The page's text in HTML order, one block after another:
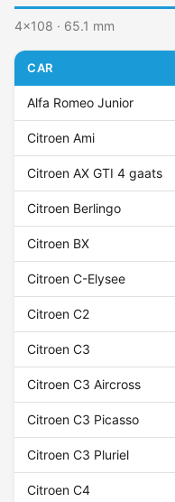
4x108 · 65.1 mm
CAR
Alfa Romeo Junior
Citroen Ami
Citroen AX GTI 4 gaats
Citroen Berlingo
Citroen BX
Citroen C-Elysee
Citroen C2
Citroen C3
Citroen C3 Aircross
Citroen C3 Picasso
Citroen C3 Pluriel
Citroen C4